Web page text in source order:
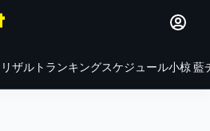
リザルト ランキングスケジュール小椋 藍